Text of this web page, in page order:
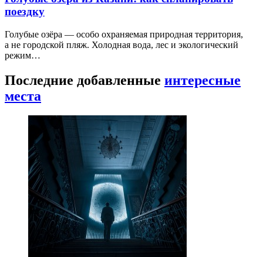
поездку
Голубые озёра — особо охраняемая природная территория,
а не городской пляж. Холодная вода, лес и экологический
режим…
Последние добавленные интересные
места